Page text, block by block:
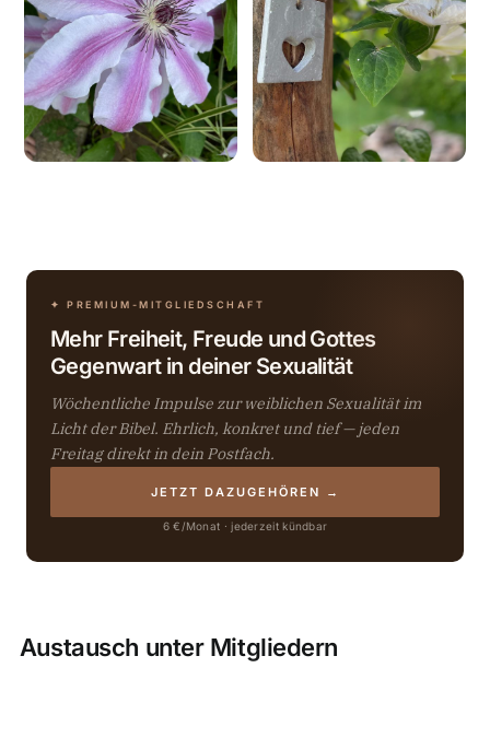
✦ PREMIUM-MITGLIEDSCHAFT
Mehr Freiheit, Freude und Gottes
Gegenwart in deiner Sexualität
Wöchentliche Impulse zur weiblichen Sexualität im
Licht der Bibel. Ehrlich, konkret und tief — jeden
Freitag direkt in dein Postfach.
JETZT DAZUGEHÖREN →
6 €/Monat · jederzeit kündbar
Austausch unter Mitgliedern